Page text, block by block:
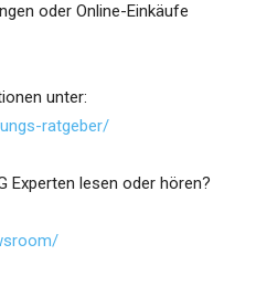
oder Online-Einkäufe
unter:
ratgeber/
Experten lesen oder hören?